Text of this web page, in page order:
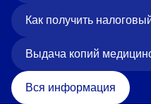
Как получить
Выдача копий
Вся информация